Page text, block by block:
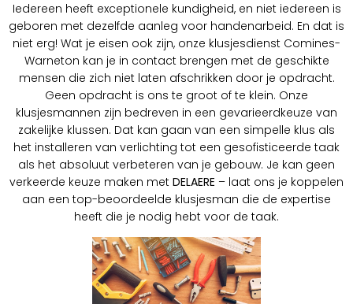
Iedereen heeft exceptionele kundigheid, en niet iedereen is
geboren met dezelfde aanleg voor handenarbeid. En dat is
niet erg! Wat je eisen ook zijn, onze klusjesdienst Comines-
Warneton kan je in contact brengen met de geschikte
mensen die zich niet laten afschrikken door je opdracht.
Geen opdracht is ons te groot of te klein. Onze
klusjesmannen zijn bedreven in een gevarieerdkeuze van
zakelijke klussen. Dat kan gaan van een simpelle klus als
het installeren van verlichting tot een gesofisticeerde taak
als het absoluut verbeteren van je gebouw. Je kan geen
verkeerde keuze maken met DELAERE – laat ons je koppelen
aan een top-beoordeelde klusjesman die de expertise
heeft die je nodig hebt voor de taak.